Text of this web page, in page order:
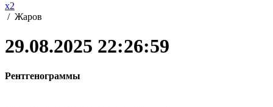
x2
/ Жаров
29.08.2025 22:26:59
Рентгенограммы